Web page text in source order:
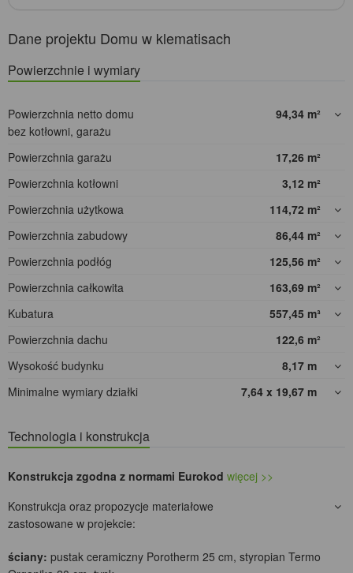
Dane projektu Domu w klematisach
Powierzchnie i wymiary
Powierzchnia netto domu
bez kotłowni, garażu
94,34 m²
Powierzchnia garażu 17,26 m²
Powierzchnia kotłowni
3,12 m²
Powierzchnia użytkowa
114,72 m²
Powierzchnia zabudowy
86,44 m²
Powierzchnia podłóg
125,56 m²
Powierzchnia całkowita
163,69 m²
Kubatura
557,45 m³
Powierzchnia dachu
122,6 m²
Wysokość budynku
8,17 m
Minimalne wymiary działki
7,64 x 19,67 m
Technologia i konstrukcja
Konstrukcja zgodna z normami Eurokod więcej >>
Konstrukcja oraz propozycje materiałowe
zastosowane w projekcie:
ściany: pustak ceramiczny Porotherm 25 cm, styropian Termo